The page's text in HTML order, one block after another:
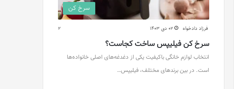
سرخ کن
فرزاد دادخواه 02 دی 1403 2
سرخ کن فیلیپس ساخت کجاست؟
انتخاب لوازم خانگی باکیفیت یکی از دغدغه‌های اصلی خانواده‌ها
است. در بین برندهای مختلف، فیلیپس…